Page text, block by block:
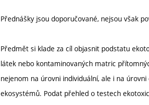
Přednášky jsou doporučované, nejsou však
Předmět si klade za cíl objasnit podstatu
látek nebo kontaminovaných matric
nejenom na úrovni individuální, ale i na
ekosystémů. Podat přehled o testech